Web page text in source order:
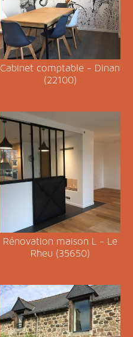
Cabinet comptable - Dinan
(22100)
Rénovation maison L - Le
Rheu (35650)